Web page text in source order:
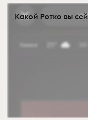
Какой Ротко вы